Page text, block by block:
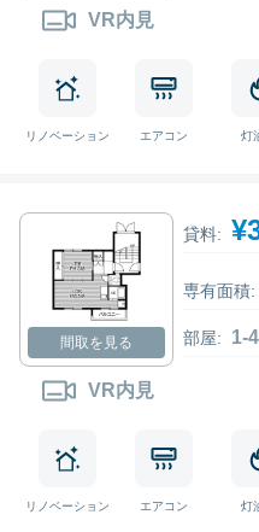
VR内見
リノベーション エアコン 灯
間取を見る
VR内見
貸料:
専有面積:
部屋: 1-
リノベーション エアコン 灯